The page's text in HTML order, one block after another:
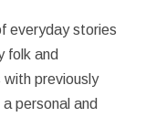
everyday stories
folk and
with previously
personal and